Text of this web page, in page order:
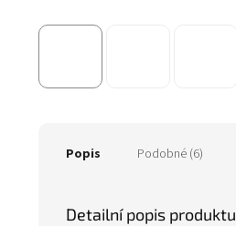
Popis Podobné (6)
Detailní popis produktu